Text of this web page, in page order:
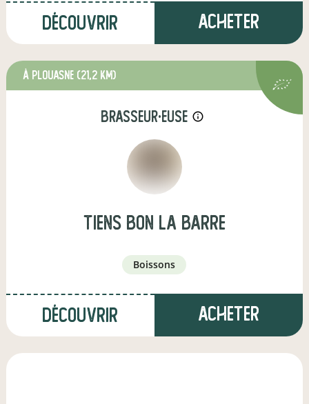
Découvrir Acheter
à Plouasne (21,2 km)
brasseur·euse info_outline
tiens bon la barre
boissons
Découvrir Acheter